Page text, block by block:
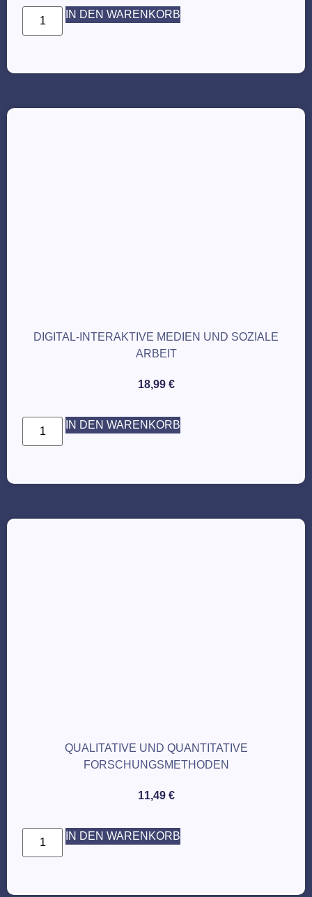
IN DEN WARENKORB
DIGITAL-INTERAKTIVE MEDIEN UND SOZIALE
ARBEIT
18,99 €
IN DEN WARENKORB
QUALITATIVE UND QUANTITATIVE
FORSCHUNGSMETHODEN
11,49 €
IN DEN WARENKORB